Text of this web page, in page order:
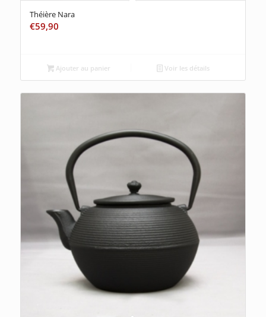
Théière Nara
€59,90
Ajouter au panier Voir les détails